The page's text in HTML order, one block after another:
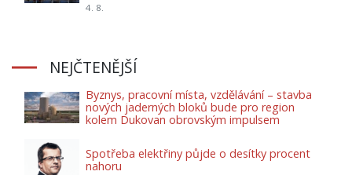
4. 8.
NEJČTENĚJŠÍ
Byznys, pracovní místa, vzdělávání – stavba
nových jaderných bloků bude pro region
kolem Dukovan obrovským impulsem
Spotřeba elektřiny půjde o desítky procent
nahoru